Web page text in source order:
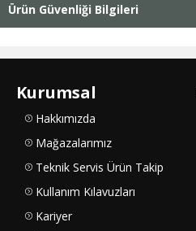
Ürün Güvenliği Bilgileri
Kurumsal
Hakkımızda
Mağazalarımız
Teknik Servis Ürün Takip
Kullanım Kılavuzları
Kariyer